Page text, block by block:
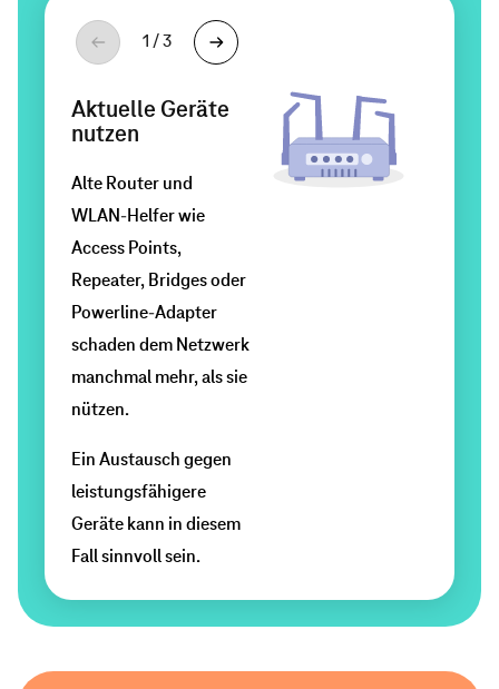
1 / 3
Aktuelle Geräte
nutzen
Alte Router und
WLAN-Helfer wie
Access Points,
Repeater, Bridges oder
Powerline-Adapter
schaden dem Netzwerk
manchmal mehr, als sie
nützen.
Ein Austausch gegen
leistungsfähigere
Geräte kann in diesem
Fall sinnvoll sein.
Wohnsituation
Maisonettewohnung,
Reihenhaus
oder
großes
Anwesen
–
unterschiedliche
Wohnsituationen
verlangen
individuelle
und
ggf.
eine
WLAN-
Überlastung
Einsatz
von
klassischen
Netzwerkkabeln
(LAN-
Verbindungen)
kann
Ihr
WLAN
erheblich
Prüfen
Sie,
ob
immer